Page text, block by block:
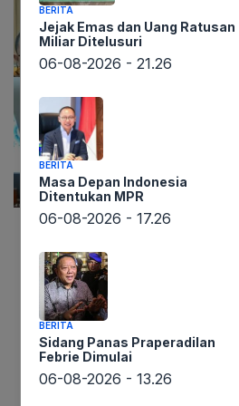
Lintaswarta.co.id – Direktur
Ghimoyo, baru-baru ini
mengejutkan terkait kualitas
oleh BUMN. Dalam rapat
DPR RI, Ghimoyo menyebut
BUMN kurang optimal.
BERITA
Jejak Emas dan Uang Ratusan
Miliar Ditelusuri
06-08-2026 - 21.26
BERITA
Masa Depan Indonesia
Ditentukan MPR
06-08-2026 - 17.26
BERITA
Sidang Panas Praperadilan
Febrie Dimulai
06-08-2026 - 13.26